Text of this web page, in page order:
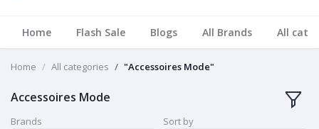
Home Flash Sale Blogs All Brands All
Home All categories "Accessoires Mode"
Accessoires Mode
Brands
Sort by